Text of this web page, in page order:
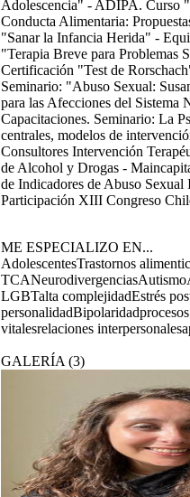
Adolescencia" - ADIPA. Curso
Conducta Alimentaria:
"Sanar la Infancia Herida" -
"Terapia Breve para Problemas
Certificación "Test de
Seminario: "Abuso Sexual:
para las Afecciones del Sistema
Capacitaciones. Seminario: La
centrales, modelos de
Consultores Intervención
de Alcohol y Drogas -
de Indicadores de Abuso
Participación XIII Congreso
ME ESPECIALIZO EN...
AdolescentesTrastornos
TCANeurodivergenciasAutismo
LGBTalta complejidadEstrés
personalidadBipolaridad
vitalesrelaciones interpersonales
GALERÍA (3)